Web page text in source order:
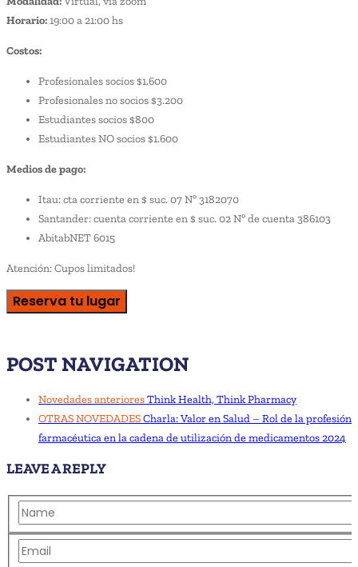
Horario:19:00 a 21:00 hs
Costos:
Profesionales socios $1.600
Profesionales no socios $3.200
Estudiantes socios $800
Estudiantes NO socios $1.600
Medios de pago:
Itau: cta corriente en $ suc. 07 Nº 3182070
Santander: cuenta corriente en $ suc. 02 Nº de cuenta 386103
AbitabNET 6015
Atención: Cupos limitados!
Reserva tu lugar
POST NAVIGATION
Novedades anterioresThink Health, Think Pharmacy
OTRAS NOVEDADESCharla: Valor en Salud – Rol de la profesión
farmacéutica en la cadena de utilización de medicamentos 2024
LEAVE A REPLY